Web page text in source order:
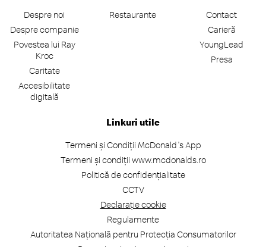
Despre noi
Despre companie
Povestea lui Ray
Kroc
Caritate
Accesibilitate
digitală
Restaurante
Contact
Carieră
YoungLead
Presa
Linkuri utile
Termeni și Condiții McDonald's App
Termeni și condiții www.mcdonalds.ro
Politică de confidențialitate
CCTV
Declarație cookie
Regulamente
Autoritatea Națională pentru Protecția Consumatorilor